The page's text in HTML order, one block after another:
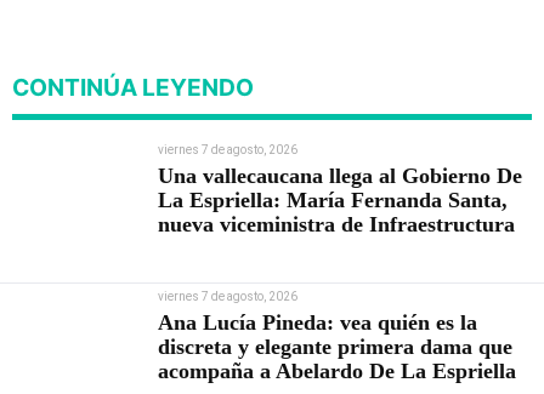
CONTINÚA LEYENDO
viernes 7 de agosto, 2026
Una vallecaucana llega al Gobierno De
La Espriella: María Fernanda Santa,
nueva viceministra de Infraestructura
viernes 7 de agosto, 2026
Ana Lucía Pineda: vea quién es la
discreta y elegante primera dama que
acompaña a Abelardo De La Espriella